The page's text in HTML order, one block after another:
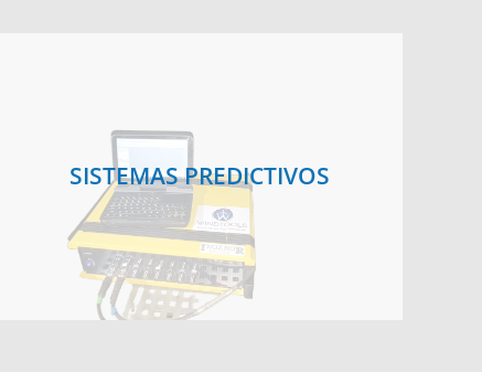
SISTEMAS PREDICTIVOS